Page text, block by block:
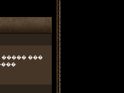
����� ���